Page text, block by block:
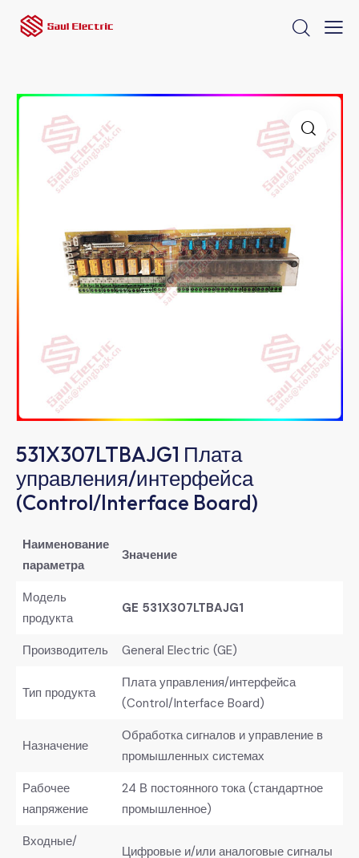
531X307LTBAJG1 Плата
управления/интерфейса
(Control/Interface Board)
Наименование
параметра
Значение
Модель
продукта
GE 531X307LTBAJG1
Производитель General Electric (GE)
Тип продукта
Плата управления/интерфейса
(Control/Interface Board)
Назначение
Обработка сигналов и управление в
промышленных системах
Рабочее
напряжение
24 В постоянного тока (стандартное
промышленное)
Входные/
Цифровые и/или аналоговые сигналы